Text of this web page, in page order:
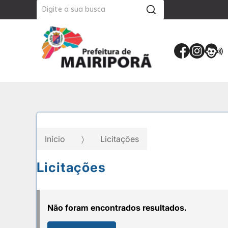
Início Licitações
Licitações
Não foram encontrados resultados.